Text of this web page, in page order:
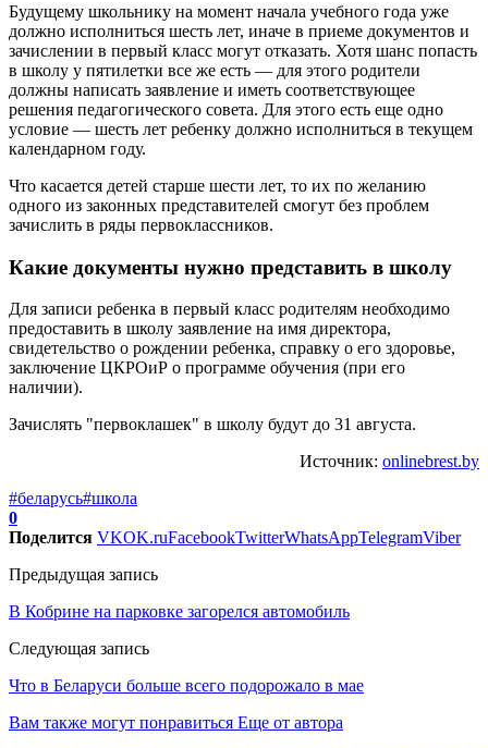
Будущему школьнику на момент начала учебного года уже
должно исполниться шесть лет, иначе в приеме документов и
зачислении в первый класс могут отказать. Хотя шанс попасть
в школу у пятилетки все же есть — для этого родители
должны написать заявление и иметь соответствующее
решения педагогического совета. Для этого есть еще одно
условие — шесть лет ребенку должно исполниться в текущем
календарном году.
Что касается детей старше шести лет, то их по желанию
одного из законных представителей смогут без проблем
зачислить в ряды первоклассников.
Какие документы нужно представить в школу
Для записи ребенка в первый класс родителям необходимо
предоставить в школу заявление на имя директора,
свидетельство о рождении ребенка, справку о его здоровье,
заключение ЦКРОиР о программе обучения (при его
наличии).
Зачислять "первоклашек" в школу будут до 31 августа.
Источник: onlinebrest.by
#беларусь#школа
0
Поделится VKOK.ruFacebookTwitterWhatsAppTelegramViber
Предыдущая запись
В Кобрине на парковке загорелся автомобиль
Следующая запись
Что в Беларуси больше всего подорожало в мае
Вам также могут понравиться Еще от автора